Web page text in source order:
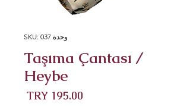
وحدة SKU: 037
Taşıma Çantası /
Heybe
السعر